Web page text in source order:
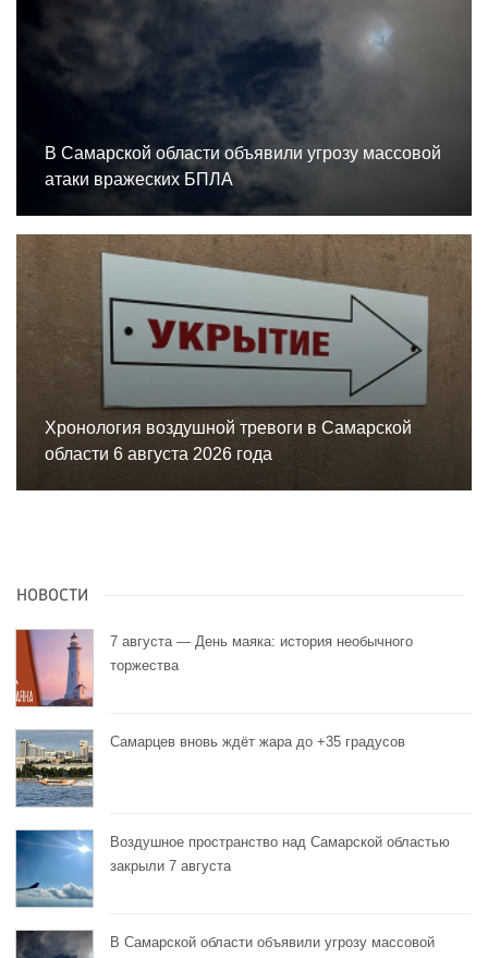
В Самарской области объявили угрозу массовой
атаки вражеских БПЛА
Хронология воздушной тревоги в Самарской
области 6 августа 2026 года
НОВОСТИ
7 августа — День маяка: история необычного
торжества
Самарцев вновь ждёт жара до +35 градусов
Воздушное пространство над Самарской областью
закрыли 7 августа
В Самарской области объявили угрозу массовой